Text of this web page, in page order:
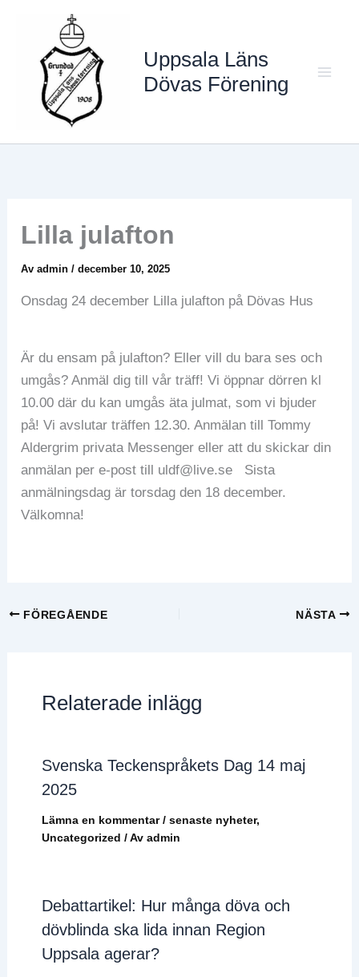
innehåll
Uppsala Läns
Dövas Förening
Lilla julafton
Av admin/december 10, 2025
Onsdag 24 december Lilla julafton på Dövas Hus
Är du ensam på julafton? Eller vill du bara ses och
umgås? Anmäl dig till vår träff! Vi öppnar dörren kl
10.00 där du kan umgås äta julmat, som vi bjuder
på! Vi avslutar träffen 12.30. Anmälan till Tommy
Aldergrim privata Messenger eller att du skickar din
anmälan per e-post till uldf@live.se Sista
anmälningsdag är torsdag den 18 december.
Välkomna!
FÖREGÅENDE NÄSTA
Relaterade inlägg
Svenska Teckenspråkets Dag 14 maj
2025
Lämna en kommentar / senaste nyheter,
Uncategorized / Av admin
Debattartikel: Hur många döva och
dövblinda ska lida innan Region
Uppsala agerar?